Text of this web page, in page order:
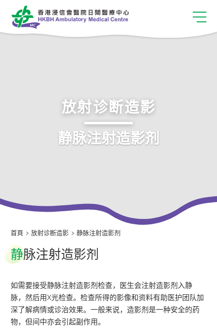
放射诊断造影
静脉注射造影剂
首頁 > 放射诊断造影 > 静脉注射造影剂
静脉注射造影剂
如需要接受静脉注射造影剂检查，医生会注射造影剂入静
脉，然后用X光检查。检查所得的影像和资料有助医护团队加
深了解病情或诊治效果。一般来说，造影剂是一种安全的药
物，但间中亦会引起副作用。